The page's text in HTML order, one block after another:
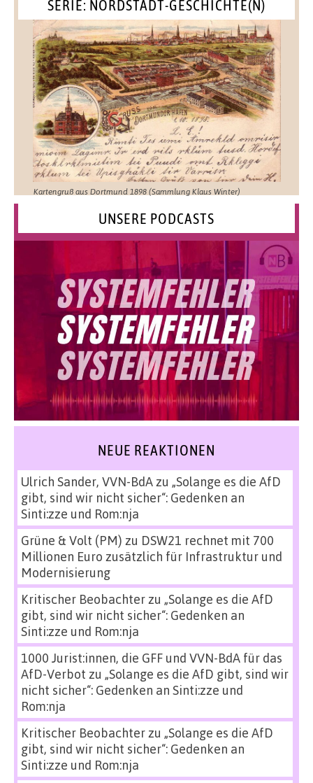
SERIE: NORDSTADT-GESCHICHTE(N)
Kartengruß aus Dortmund 1898 (Sammlung Klaus Winter)
UNSERE PODCASTS
NEUE REAKTIONEN
Ulrich Sander, VVN-BdAzu „Solange es die AfD
gibt, sind wir nicht sicher“: Gedenken an
Sinti:zze und Rom:nja
Grüne & Volt (PM) zu DSW21 rechnet mit 700
Millionen Euro zusätzlich für Infrastruktur und
Modernisierung
Kritischer Beobachterzu „Solange es die AfD
gibt, sind wir nicht sicher“: Gedenken an
Sinti:zze und Rom:nja
1000 Jurist:innen, die GFF und VVN-BdA für das
AfD-Verbot zu „Solange es die AfD gibt, sind wir
nicht sicher“: Gedenken an Sinti:zze und
Rom:nja
Kritischer Beobachterzu „Solange es die AfD
gibt, sind wir nicht sicher“: Gedenken an
Sinti:zze und Rom:nja